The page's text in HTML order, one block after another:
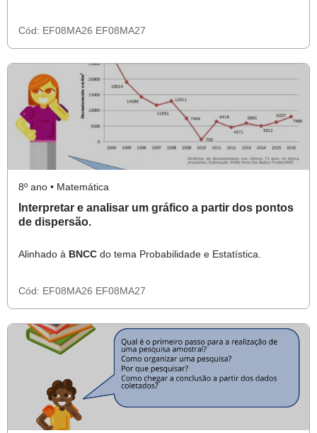
Cód: EF08MA26 EF08MA27
8º ano • Matemática
Interpretar e analisar um gráfico a partir dos pontos
de dispersão.
Alinhado à BNCC do tema Probabilidade e Estatística.
Cód: EF08MA26 EF08MA27